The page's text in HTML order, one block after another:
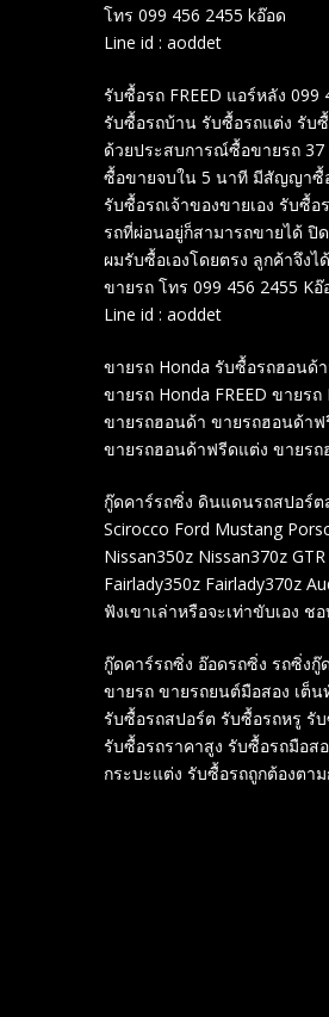
โทร 099 456 2455 kอ๊อด
Line id : aoddet
รับซื้อรถ FREED แอร์หลัง
รับซื้อรถบ้าน รับซื้อรถแต่ง รั
ด้วยประสบการณ์ซื้อขายรถ
ซื้อขายจบใน 5 นาที มีสัญญาซื้
รับซื้อรถเจ้าของขายเอง รับซื้
รถที่ผ่อนอยู่ก็สามารถขายได้
ผมรับซื้อเองโดยตรง ลูกค้าจึง
ขายรถ โทร 099 456 2455 Kอ๊
Line id : aoddet
ขายรถ Honda รับซื้อรถฮอนด้
ขายรถ Honda FREED ขายร
ขายรถฮอนด้า ขายรถฮอนด้า
ขายรถฮอนด้าฟรีดแต่ง ขายร
กู๊ดคาร์รถซิ่ง ดินแดนรถสปอร์ต
Scirocco Ford Mustang
Nissan350z Nissan370z
Fairlady350z Fairlady370z
ฟังเขาเล่าหรือจะเท่าขับเอง
กู๊ดคาร์รถซิ่ง อ๊อดรถซิ่ง รถซิ่ง
ขายรถ ขายรถยนต์มือสอง เต็
รับซื้อรถสปอร์ต รับซื้อรถหรู รั
รับซื้อรถราคาสูง รับซื้อรถมือส
กระบะแต่ง รับซื้อรถถูกต้องตา